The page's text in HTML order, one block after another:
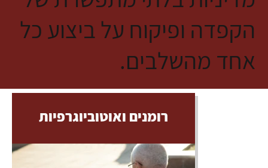
רומנים ואוטוביוגרפיות
הקפדה ופיקוח על ביצוע כל
אחד מהשלבים.